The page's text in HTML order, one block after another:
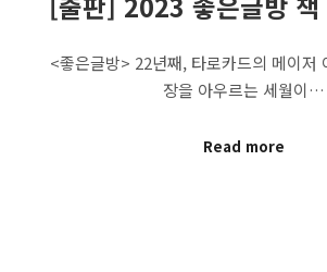
<좋은글방> 22년째, 타로카드의 메이저
장을 아우르는 세월이…
Read more